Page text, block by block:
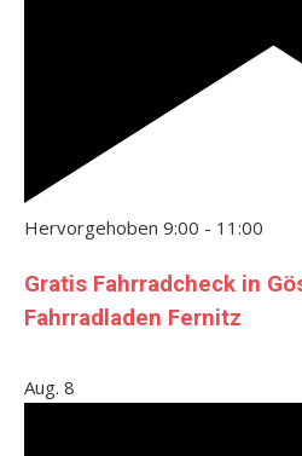
Hervorgehoben 9:00 - 11:00
Gratis Fahrradcheck in
Fahrradladen Fernitz
Aug. 8